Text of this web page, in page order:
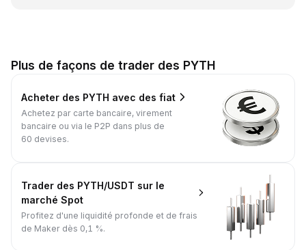
Plus de façons de trader des PYTH
Acheter des PYTH avec des fiat
Achetez par carte bancaire, virement
bancaire ou via le P2P dans plus de
60 devises.
Trader des PYTH/USDT sur le
marché Spot
Profitez d'une liquidité profonde et de frais
de Maker dès 0,1 %.